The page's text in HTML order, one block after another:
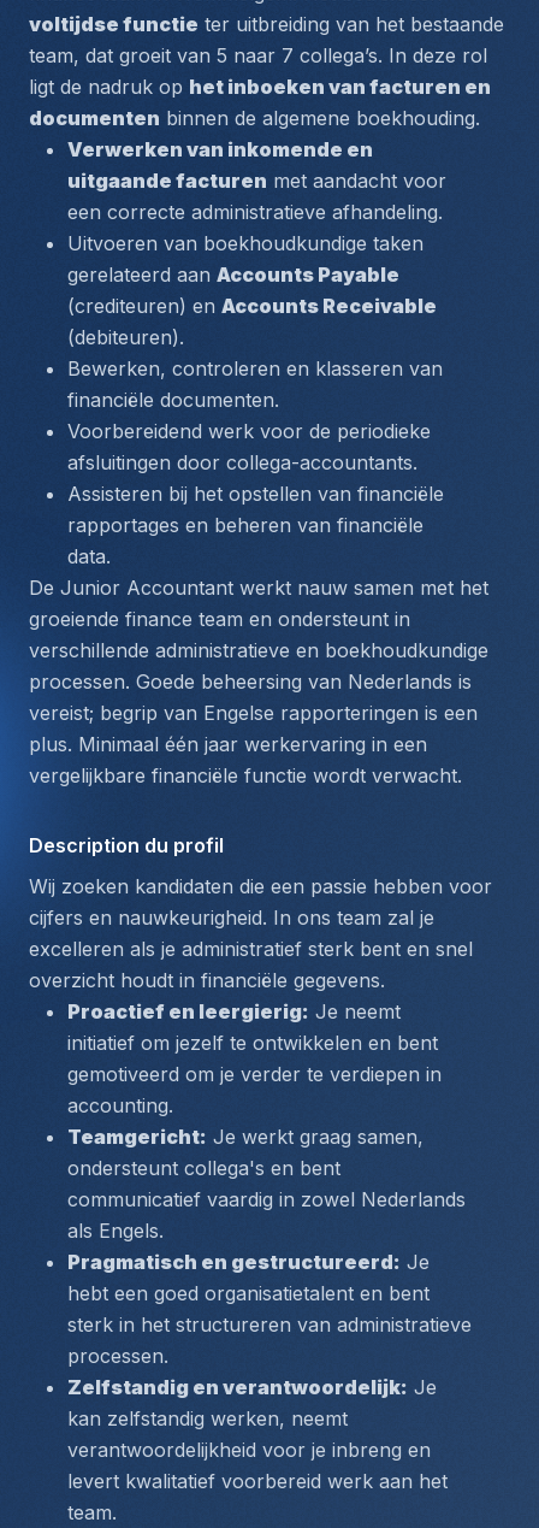
voltijdse functie ter uitbreiding van het bestaande
team, dat groeit van 5 naar 7 collega’s. In deze rol
ligt de nadruk op het inboeken van facturen en
documenten binnen de algemene boekhouding.
Verwerken van inkomende en
uitgaande facturen met aandacht voor
een correcte administratieve afhandeling.
Uitvoeren van boekhoudkundige taken
gerelateerd aan Accounts Payable
(crediteuren) en Accounts Receivable
(debiteuren).
Bewerken, controleren en klasseren van
financiële documenten.
Voorbereidend werk voor de periodieke
afsluitingen door collega-accountants.
Assisteren bij het opstellen van financiële
rapportages en beheren van financiële
data.
De Junior Accountant werkt nauw samen met het
groeiende finance team en ondersteunt in
verschillende administratieve en boekhoudkundige
processen. Goede beheersing van Nederlands is
vereist; begrip van Engelse rapporteringen is een
plus. Minimaal één jaar werkervaring in een
vergelijkbare financiële functie wordt verwacht.
Description du profil
Wij zoeken kandidaten die een passie hebben voor
cijfers en nauwkeurigheid. In ons team zal je
excelleren als je administratief sterk bent en snel
overzicht houdt in financiële gegevens.
Proactief en leergierig: Je neemt
initiatief om jezelf te ontwikkelen en bent
gemotiveerd om je verder te verdiepen in
accounting.
Teamgericht: Je werkt graag samen,
ondersteunt collega's en bent
communicatief vaardig in zowel Nederlands
als Engels.
Pragmatisch en gestructureerd: Je
hebt een goed organisatietalent en bent
sterk in het structureren van administratieve
processen.
Zelfstandig en verantwoordelijk: Je
kan zelfstandig werken, neemt
verantwoordelijkheid voor je inbreng en
levert kwalitatief voorbereid werk aan het
team.